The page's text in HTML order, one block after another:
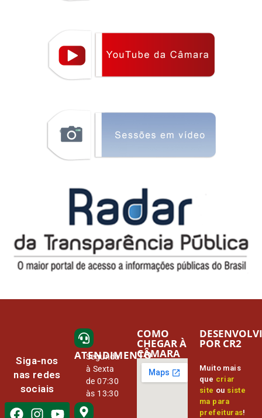
Siga-nos
nas redes
sociais
ATENDIMENTO
Segunda
à Sexta
de 07:30
às 13:30
COMO
CHEGAR À
CÂMARA
Muito mais
que criar
site ou siste
ma para
prefeituras!
POR CR2